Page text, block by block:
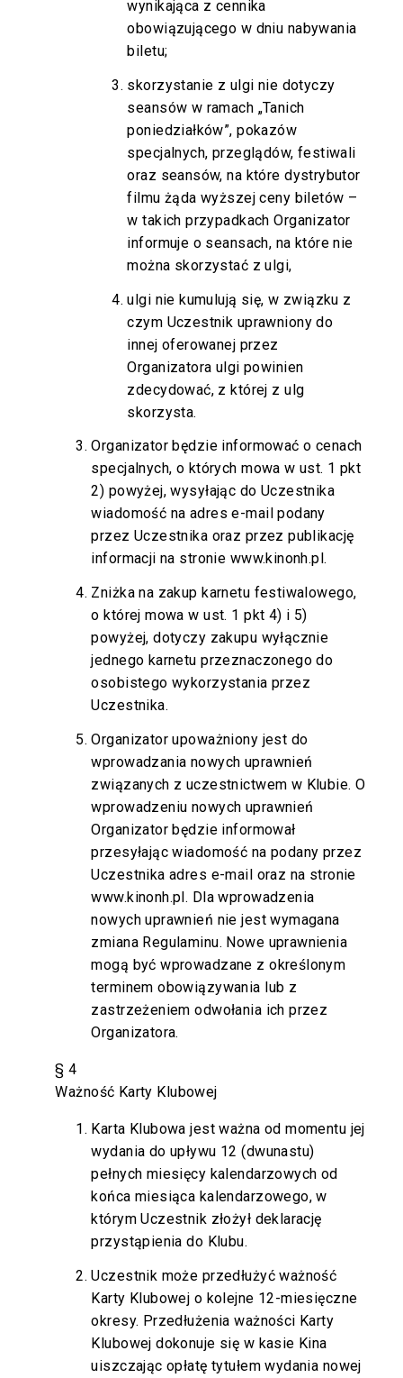
wynikająca z cennika
obowiązującego w dniu nabywania
biletu;
skorzystanie z ulgi nie dotyczy
seansów w ramach „Tanich
poniedziałków”, pokazów
specjalnych, przeglądów, festiwali
oraz seansów, na które dystrybutor
filmu żąda wyższej ceny biletów –
w takich przypadkach Organizator
informuje o seansach, na które nie
można skorzystać z ulgi,
ulgi nie kumulują się, w związku z
czym Uczestnik uprawniony do
innej oferowanej przez
Organizatora ulgi powinien
zdecydować, z której z ulg
skorzysta.
Organizator będzie informować o cenach
specjalnych, o których mowa w ust. 1 pkt
2) powyżej, wysyłając do Uczestnika
wiadomość na adres e-mail podany
przez Uczestnika oraz przez publikację
informacji na stronie www.kinonh.pl.
Zniżka na zakup karnetu festiwalowego,
o której mowa w ust. 1 pkt 4) i 5)
powyżej, dotyczy zakupu wyłącznie
jednego karnetu przeznaczonego do
osobistego wykorzystania przez
Uczestnika.
Organizator upoważniony jest do
wprowadzania nowych uprawnień
związanych z uczestnictwem w Klubie. O
wprowadzeniu nowych uprawnień
Organizator będzie informował
przesyłając wiadomość na podany przez
Uczestnika adres e-mail oraz na stronie
www.kinonh.pl. Dla wprowadzenia
nowych uprawnień nie jest wymagana
zmiana Regulaminu. Nowe uprawnienia
mogą być wprowadzane z określonym
terminem obowiązywania lub z
zastrzeżeniem odwołania ich przez
Organizatora.
§ 4
Ważność Karty Klubowej
Karta Klubowa jest ważna od momentu jej
wydania do upływu 12 (dwunastu)
pełnych miesięcy kalendarzowych od
końca miesiąca kalendarzowego, w
którym Uczestnik złożył deklarację
przystąpienia do Klubu.
Uczestnik może przedłużyć ważność
Karty Klubowej o kolejne 12-miesięczne
okresy. Przedłużenia ważności Karty
Klubowej dokonuje się w kasie Kina
uiszczając opłatę tytułem wydania nowej